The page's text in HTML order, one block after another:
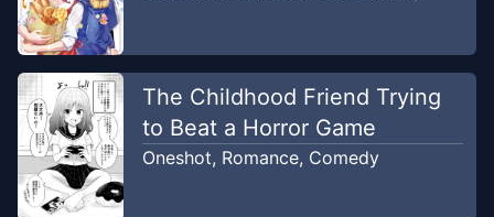
The Childhood Friend Trying
to Beat a Horror Game
Oneshot, Romance, Comedy